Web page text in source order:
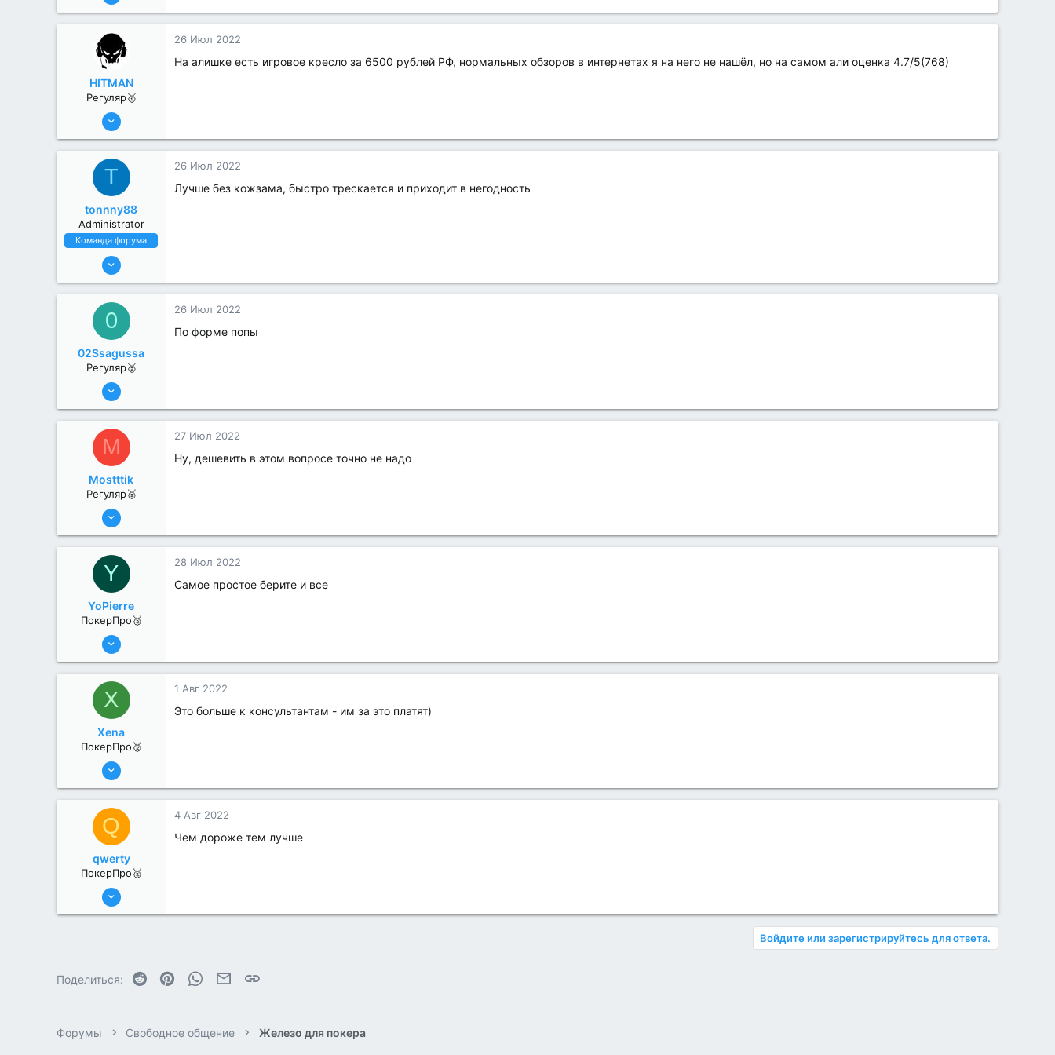
3
HITMAN
Регуляр🥇
25 Июн 2022
7
26 Июл 2022
На алишке есть игровое кресло за 6500 рублей РФ, нормальных обзоров в интернетах я на него не нашёл, но на самом али оценка 4.7/5(768)
T
tonnny88
Administrator
Команда форума
19 Июл 2022
7
26 Июл 2022
Лучше без кожзама, быстро трескается и приходит в негодность
0
02Ssagussa
Регуляр🥈
19 Июл 2022
0
26 Июл 2022
По форме попы
M
Mostttik
Регуляр🥈
19 Июл 2022
0
27 Июл 2022
Ну, дешевить в этом вопросе точно не надо
Y
YoPierre
ПокерПро🥈
13 Июн 2022
0
28 Июл 2022
Самое простое берите и все
X
Xena
ПокерПро🥈
25 Июл 2022
0
1 Авг 2022
Это больше к консультантам - им за это платят)
Q
qwerty
ПокерПро🥈
13 Июн 2022
4 Авг 2022
Чем дороже тем лучше
Войдите или зарегистрируйтесь для ответа.
Поделиться: Reddit PinterestWhatsAppЭлектронная почта
Форумы Свободное общение Железо для покера